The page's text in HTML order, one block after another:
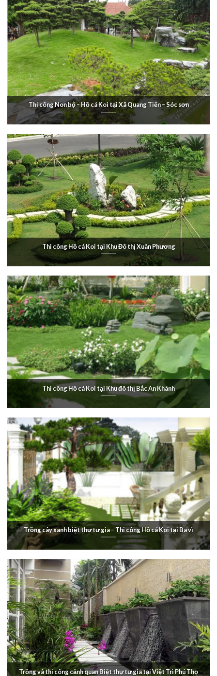
Thi công Non bộ – Hồ cá Koi tại Xã Quang Tiến – Sóc sơn
Thi công Hồ cá Koi tại Khu Đô thị Xuân Phương
Thi công Hồ cá Koi tại Khu đô thị Bắc An Khánh
Trồng cây xanh biệt thự tư gia – Thi công Hồ cá Koi tại Ba vì
Trồng và thi công cảnh quan Biệt thự tư gia tại Việt Trì Phú Thọ